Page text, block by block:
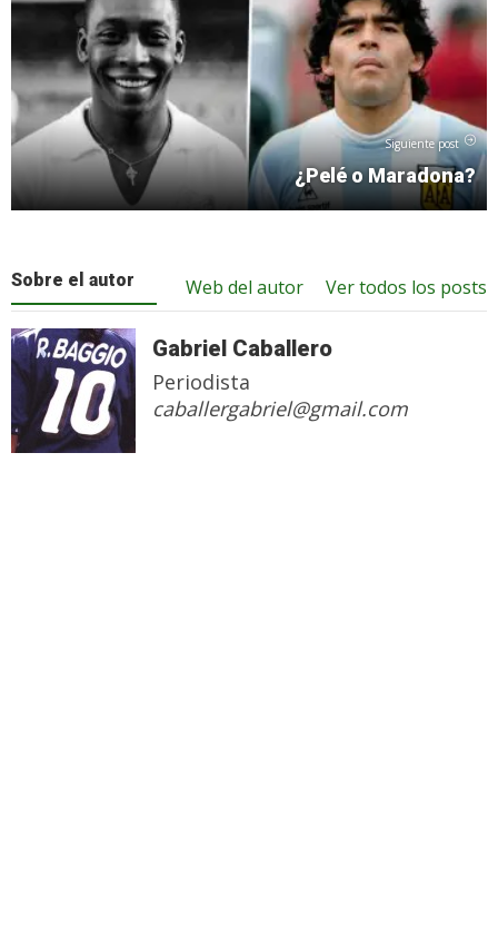
Siguiente post
¿Pelé o Maradona?
Sobre el autor Ver todos los posts
Web del autor
Gabriel Caballero
Periodista
caballergabriel@gmail.com